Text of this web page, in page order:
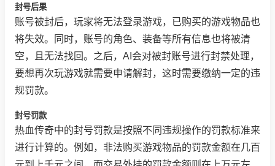
封号后果
账号被封后，玩家将无法登录游戏，已购买的游戏物品也
将失效。同时，账号的角色、装备等所有信息也将被清
空，且无法找回。之后，AI会对被封账号进行封禁处理，
要想再次玩游戏就需要申请解封，这时需要缴纳一定的违
规罚款。
封号罚款
热血传奇中的封号罚款是按照不同违规操作的罚款标准来
进行计算的。例如，非法购买游戏物品的罚款金额在几百